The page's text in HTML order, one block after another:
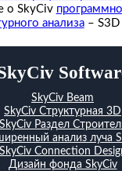
о SkyCiv
анализа– S3D
SkyCiv Beam
SkyCiv Структурная 3D
SkyCiv Раздел
анализ луча
SkyCiv Connection
Дизайн фонда SkyCiv